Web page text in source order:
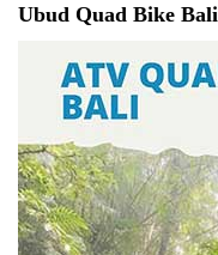
Ubud Quad Bike Bali